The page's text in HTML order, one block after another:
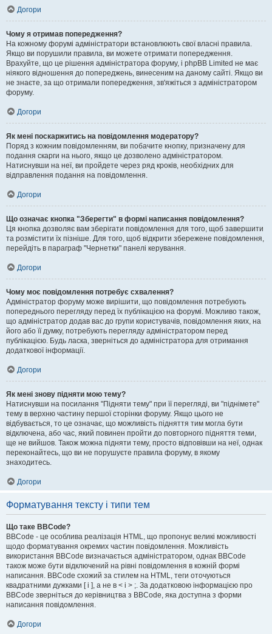
Догори
Чому я отримав попередження?
На кожному форумі адміністратори встановлюють свої власні правила.
Якщо ви порушили правила, ви можете отримати попередження.
Врахуйте, що це рішення адміністратора форуму, і phpBB Limited не має
ніякого відношення до попереджень, винесеним на даному сайті. Якщо ви
не знаєте, за що отримали попередження, зв'яжіться з адміністратором
форуму.
Догори
Як мені поскаржитись на повідомлення модератору?
Поряд з кожним повідомленням, ви побачите кнопку, призначену для
подання скарги на нього, якщо це дозволено адміністратором.
Натиснувши на неї, ви пройдете через ряд кроків, необхідних для
відправлення подання на повідомлення.
Догори
Що означає кнопка "Зберегти" в формі написання повідомлення?
Ця кнопка дозволяє вам зберігати повідомлення для того, щоб завершити
та розмістити їх пізніше. Для того, щоб відкрити збережене повідомлення,
перейдіть в параграф "Чернетки" панелі керування.
Догори
Чому моє повідомлення потребує схвалення?
Адміністратор форуму може вирішити, що повідомлення потребують
попереднього перегляду перед їх публікацією на форумі. Можливо також,
що адміністратор додав вас до групи користувачів, повідомлення яких, на
його або її думку, потребують перегляду адміністратором перед
публікацією. Будь ласка, зверніться до адміністратора для отримання
додаткової інформації.
Догори
Як мені знову підняти мою тему?
Натиснувши на посилання "Підняти тему" при її перегляді, ви "піднімете"
тему в верхню частину першої сторінки форуму. Якщо цього не
відбувається, то це означає, що можливість підняття тим могла бути
відключена, або час, який повинен пройти до повторного підняття теми,
ще не вийшов. Також можна підняти тему, просто відповівши на неї, однак
переконайтесь, що ви не порушуєте правила форуму, в якому
знаходитесь.
Догори
Форматування тексту і типи тем
Що таке BBCode?
BBCode - це особлива реалізація HTML, що пропонує великі можливості
щодо форматування окремих частин повідомлення. Можливість
використання BBCode визначається адміністратором, однак BBCode
також може бути відключений на рівні повідомлення в кожній формі
написання. BBCode схожий за стилем на HTML, теги оточуються
квадратними дужками [ і ], а не в < і > ;. За додатковою інформацією про
BBCode зверніться до керівництва з BBCode, яка доступна з форми
написання повідомлення.
Догори